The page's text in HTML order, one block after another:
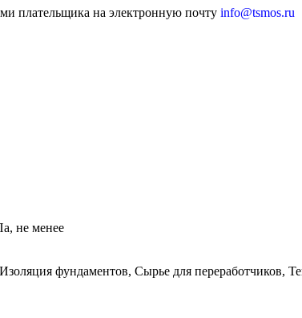
плательщика на электронную почту info@tsmos.ru
не менее
фундаментов, Сырье для переработчиков,